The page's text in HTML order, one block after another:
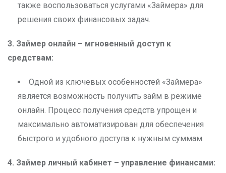
также воспользоваться услугами «Займера» для
решения своих финансовых задач.
3. Займер онлайн – мгновенный доступ к
средствам:
Одной из ключевых особенностей «Займера»
является возможность получить займ в режиме
онлайн. Процесс получения средств упрощен и
максимально автоматизирован для обеспечения
быстрого и удобного доступа к нужным суммам.
4. Займер личный кабинет – управление финансами: